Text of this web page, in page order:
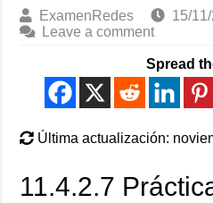
ExamenRedes 15/
Leave a comment
Spread
Última actualización:
11.4.2.7